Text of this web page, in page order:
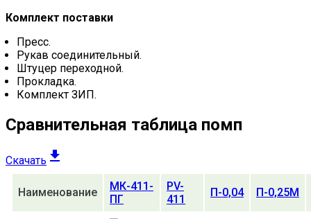
Комплект поставки
Пресс.
Рукав соединительный.
Штуцер переходной.
Прокладка.
Комплект ЗИП.
Сравнительная таблица помп
Скачать
Наименование
МК-411-
ПГ
PV-
411
П-0,04 П-0,25М